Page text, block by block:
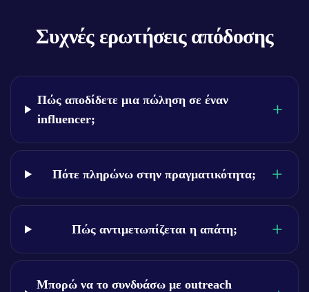
Συχνές ερωτήσεις απόδοσης
Πώς αποδίδετε μια πώληση σε έναν
influencer;
Πότε πληρώνω στην πραγματικότητα;
Πώς αντιμετωπίζεται η απάτη;
Μπορώ να το συνδυάσω με outreach